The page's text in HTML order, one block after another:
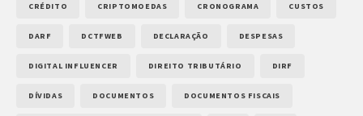
CRÉDITO CRIPTOMOEDAS CRONOGRAMA CUSTOS
DARF DCTFWEB DECLARAÇÃO DESPESAS
DIGITAL INFLUENCER DIREITO TRIBUTÁRIO DIRF
DÍVIDAS DOCUMENTOS DOCUMENTOS FISCAIS